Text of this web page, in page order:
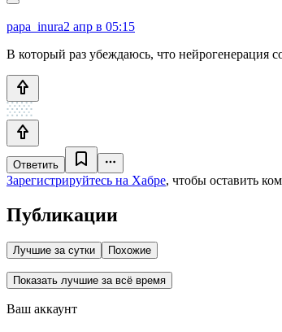
papa_inura2 апр в 05:15
В который раз убеждаюсь, что нейрогенерация
Ответить
Зарегистрируйтесь на Хабре, чтобы оставить
Публикации
Лучшие за сутки Похожие
Показать лучшие за всё время
Ваш аккаунт